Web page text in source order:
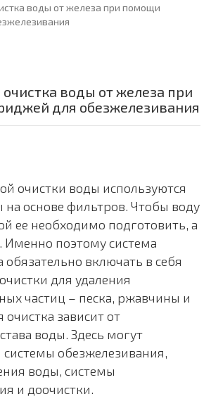
воды от железа при помощи
очистка воды от железа при
для обезжелезивания
очистки воды используются
на основе фильтров. Чтобы воду
ее необходимо подготовить, а
Именно поэтому система
включать в себя
для удаления
частиц – песка, ржавчины и
зависит от
воды. Здесь могут
системы обезжелезивания,
воды, системы
и доочистки.